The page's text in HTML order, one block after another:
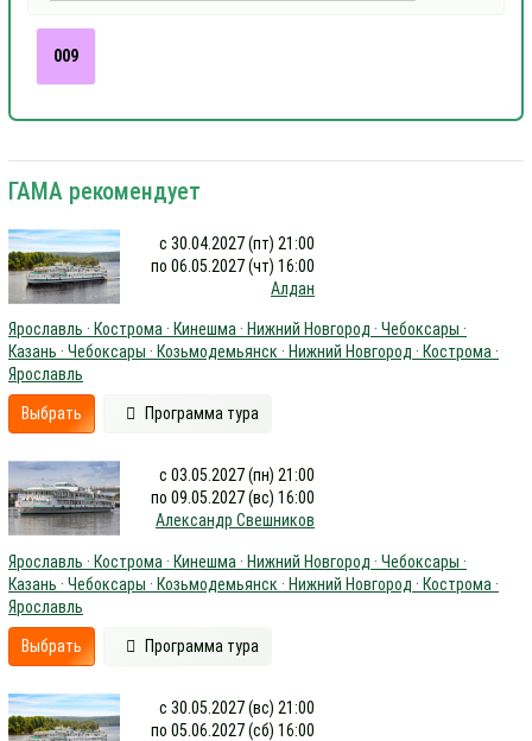
009
ГАМА рекомендует
с 30.04.2027 (пт) 21:00
по 06.05.2027 (чт) 16:00
Алдан
Ярославль · Кострома · Кинешма · Нижний Новгород · Чебоксары ·
Казань · Чебоксары · Козьмодемьянск · Нижний Новгород · Кострома ·
Ярославль
Выбрать Программа тура
с 03.05.2027 (пн) 21:00
по 09.05.2027 (вс) 16:00
Александр Свешников
Ярославль · Кострома · Кинешма · Нижний Новгород · Чебоксары ·
Казань · Чебоксары · Козьмодемьянск · Нижний Новгород · Кострома ·
Ярославль
Выбрать Программа тура
с 30.05.2027 (вс) 21:00
по 05.06.2027 (сб) 16:00